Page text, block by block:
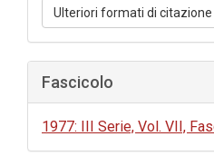
Ulteriori formati di citazione
Fascicolo
1977: III Serie, Vol. VII,